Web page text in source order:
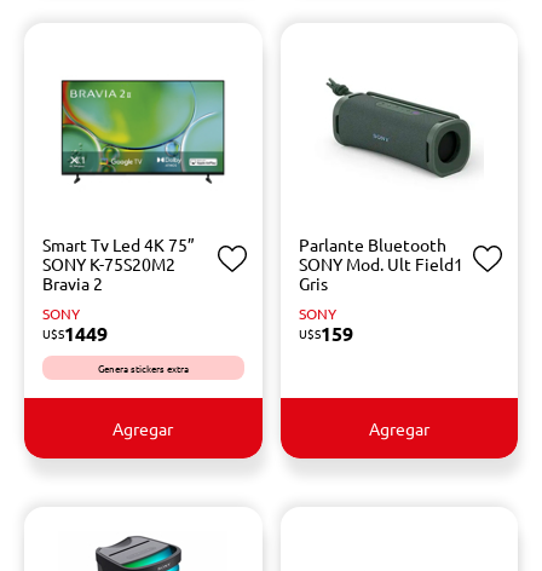
Smart Tv Led 4K 75”
SONY K-75S20M2
Bravia 2
SONY
U$S1449
Genera stickers extra
Agregar
Parlante Bluetooth
SONY Mod. Ult Field1
Gris
SONY
U$S159
Agregar